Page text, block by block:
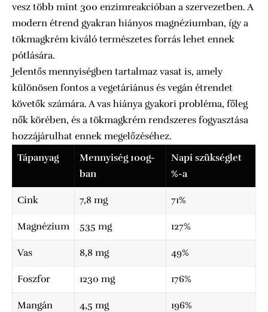
vesz több mint 300 enzimreakcióban a szervezetben. A
modern étrend gyakran hiányos magnéziumban, így a
tökmagkrém kiváló természetes forrás lehet ennek
pótlására.
Jelentős mennyiségben tartalmaz vasat is, amely
különösen fontos a vegetáriánus és vegán étrendet
követők számára. A vas hiánya gyakori probléma, főleg
nők körében, és a tökmagkrém rendszeres fogyasztása
hozzájárulhat ennek megelőzéséhez.
Tápanyag
Mennyiség 100g-
ban
Napi szükséglet
%-a
Cink 7,8 mg 71%
Magnézium 535 mg 127%
Vas 8,8 mg 49%
Foszfor 1230 mg 176%
Mangán 4,5 mg 196%